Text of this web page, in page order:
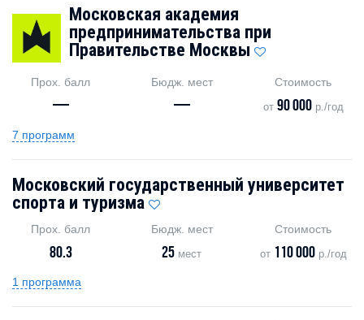
Московская академия
предпринимательства при
Правительстве Москвы
Прох. балл
—
Бюдж. мест
—
Стоимость
от 90 000р./год
7 программ
Московский государственный университет
спорта и туризма
Прох. балл
80.3
Бюдж. мест
25 мест
Стоимость
от 110 000р./год
1 программа